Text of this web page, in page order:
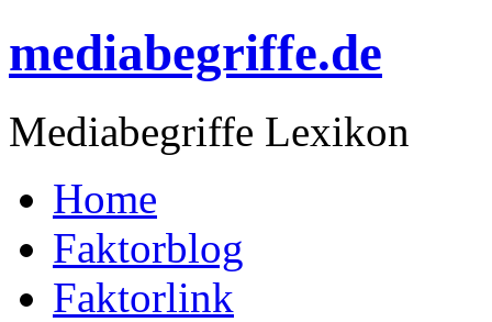
mediabegriffe.de
Mediabegriffe Lexikon
Home
Faktorblog
Faktorlink